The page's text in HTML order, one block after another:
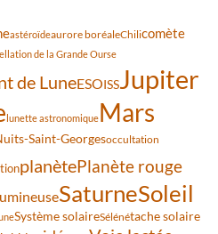
astéroïdeaurore boréaleChilicomète
de la Grande Ourse
de LuneESOISSJupiter
lunette astronomiqueMars
Saint-Georgesoccultation
planètePlanète rouge
SaturneSoleil
Système solaireSélénétache solaire